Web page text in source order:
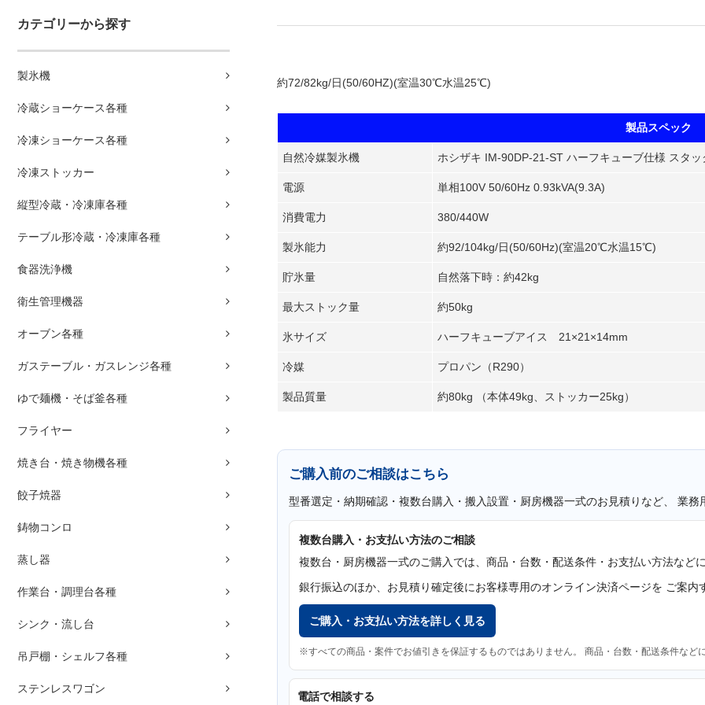
カテゴリーから探す
製氷機
冷蔵ショーケース各種
冷凍ショーケース各種
冷凍ストッカー
縦型冷蔵・冷凍庫各種
テーブル形冷蔵・冷凍庫各種
食器洗浄機
衛生管理機器
オーブン各種
ガステーブル・ガスレンジ各種
ゆで麺機・そば釜各種
フライヤー
焼き台・焼き物機各種
餃子焼器
鋳物コンロ
蒸し器
作業台・調理台各種
シンク・流し台
吊戸棚・シェルフ各種
ステンレスワゴン
約72/82kg/日(50/60HZ)(室温30℃水温25℃)
製品スペック
自然冷媒製氷機 ホシザキ IM-90DP-21-ST ハーフキューブ仕様 スタ
電源 単相100V 50/60Hz 0.93kVA(9.3A)
消費電力 380/440W
製氷能力 約92/104kg/日(50/60Hz)(室温20℃水温15℃)
貯氷量 自然落下時：約42kg
最大ストック量 約50kg
氷サイズ ハーフキューブアイス 21×21×14mm
冷媒 プロパン（R290）
製品質量 約80kg （本体49kg、ストッカー25kg）
ご購入前のご相談はこちら
型番選定・納期確認・複数台購入・搬入設置・厨房機器一式のお見積りなど、 業務
複数台購入・お支払い方法のご相談
複数台・厨房機器一式のご購入では、商品・台数・配送条件・お支払い方法など
銀行振込のほか、お見積り確定後にお客様専用のオンライン決済ページを ご案内
ご購入・お支払い方法を詳しく見る
※すべての商品・案件でお値引きを保証するものではありません。 商品・台数・配送条件など
電話で相談する